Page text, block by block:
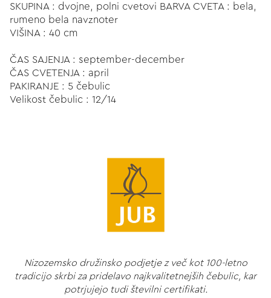
SKUPINA : dvojne, polni cvetovi BARVA CVETA : bela,
rumeno bela navznoter
VIŠINA : 40 cm
ČAS SAJENJA : september-december
ČAS CVETENJA : april
PAKIRANJE : 5 čebulic
Velikost čebulic : 12/14
Nizozemsko družinsko podjetje z več kot 100-letno
tradicijo skrbi za pridelavo najkvalitetnejših čebulic, kar
potrjujejo tudi številni certifikati.